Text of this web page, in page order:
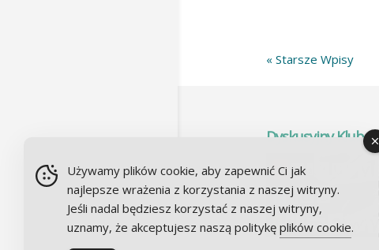
« Starsze Wpisy
Dyskusyjny Klub
Używamy plików cookie, aby zapewnić Ci jak
najlepsze wrażenia z korzystania z naszej witryny.
Jeśli nadal będziesz korzystać z naszej witryny,
uznamy, że akceptujesz naszą politykę plików cookie.